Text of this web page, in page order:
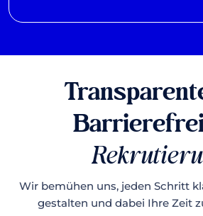
Wir bemühen uns, jeden Schritt
gestalten und dabei Ihre Zeit